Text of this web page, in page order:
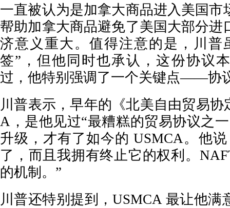
一直被认为是加拿大商品进入美国市
帮助加拿大商品避免了美国大部分进
济意义重大。值得注意的是，川普
签”，但他同时也承认，这份协议
过，他特别强调了一个关键点——协
川普表示，早年的《北美自由贸易
A，是他见过“最糟糕的贸易协议之
升级，才有了如今的 USMCA。他
了，而且我拥有终止它的权利。
的机制。”
川普还特别提到，USMCA 最让他满